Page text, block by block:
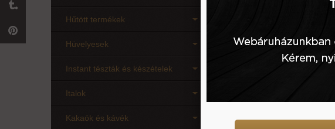
Hűtött termékek
Hüvelyesek
Instant tészták és készételek
Italok
Kakaók és kávék